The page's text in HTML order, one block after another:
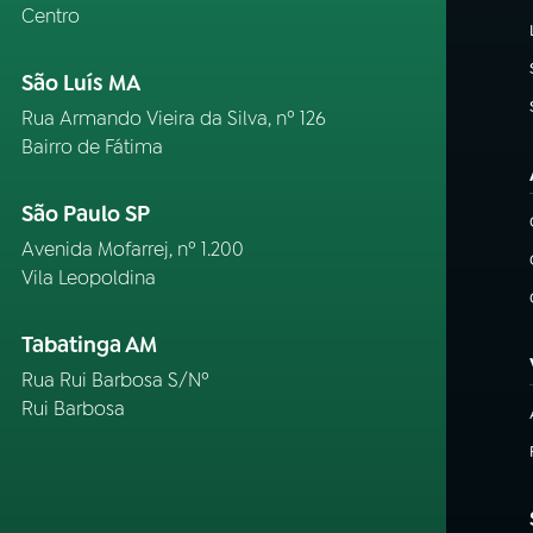
Centro
São Luís MA
Rua Armando Vieira da Silva, nº 126
Bairro de Fátima
São Paulo SP
Avenida Mofarrej, nº 1.200
Vila Leopoldina
Tabatinga AM
Rua Rui Barbosa S/Nº
Rui Barbosa